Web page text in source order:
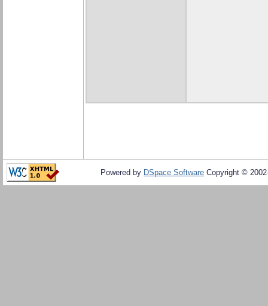
Powered by DSpace Software Copyright ©